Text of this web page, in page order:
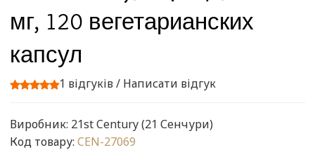
мг, 120 вегетарианских
капсул
1 відгуків/ Написати відгук
Виробник: 21st Century (21 Сенчури)
Код товару: CEN-27069